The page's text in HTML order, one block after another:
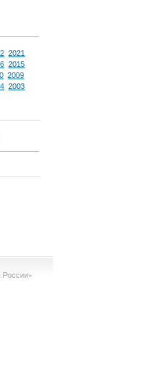
2021
2015
2009
2003